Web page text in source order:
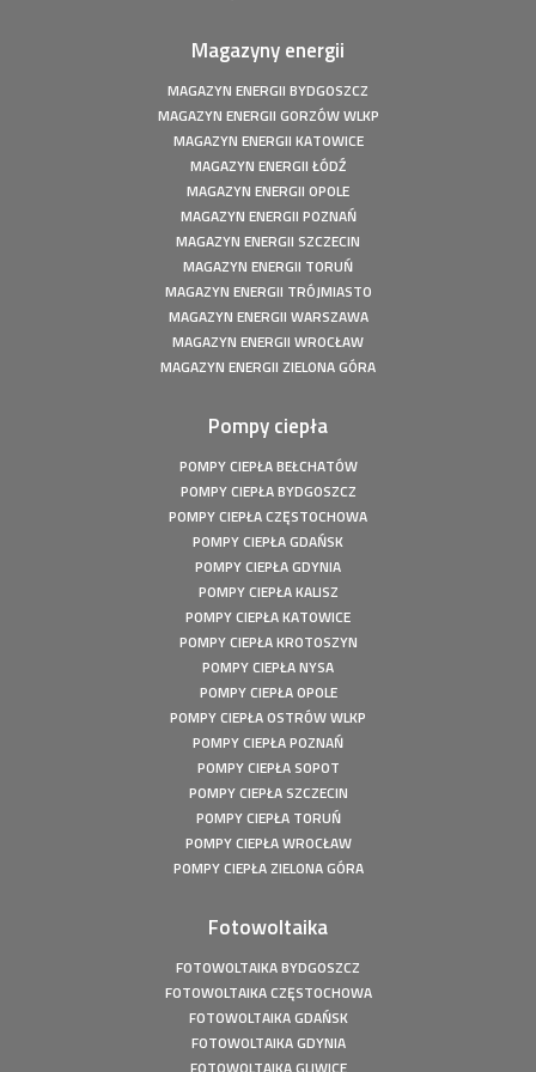
fotowoltaiczna o mocy: 9,86 kWp
Fotowoltaika z magazynem energii - Gorzów Śląski -
Instalacja fotowoltaiczna o mocy: 20,16 kWp
Fotowoltaika Czersk Koszaliński- Instalacja fotowoltaiczna
Fotowoltaika z magazynem energii - Szczecin - Instalacja
fotowoltaiczna o mocy: 6,1 kWp
Fotowoltaika z magazynem energii - Wołuszewo -
Instalacja fotowoltaiczna o mocy: 9,81 kWp
Fotowoltaika Gorzów Śląski - Instalacja fotowoltaiczna o
Fotowoltaika z magazynem energii - Borek - Instalacja
fotowoltaiczna o mocy: 7,77 kWp
fotowoltaiczna o mocy: 4,5 kWp
Fotowoltaika Wola Droszewska - Instalacja fotowoltaiczna
o mocy: 4,99 kWp
Fotowoltaika Aquapark Kalisz - Instalacja fotowoltaiczna o
Fotowoltaika Bełchatów - Instalacja fotowoltaiczna o
Pompa ciepła Kępiny Wielkie - Mitsubishi Heavy Split -
Pompa ciepła Wola Droszewska - Innova Nordic 10 KW
Fotowoltaika Wiśniowa Góra - Instalacja fotowoltaiczna o
Magazyn Energii Ródka - Sofar - BTS E5-DS5 - 5,12kWh
Magazyn Energii Młodoszowice - Sofar - BTS E5-DS5 -
Fotowoltaika Zajazd Ostoja - Instalacja fotowoltaiczna o
Fotowoltaika Hanuszów - Instalacja fotowoltaiczna o
Fotowoltaika Biadki - Instalacja fotowoltaiczna o mocy:
Fotowoltaika Stargard- Instalacja fotowoltaiczna o mocy:
Magazyny energii
MAGAZYN ENERGII BYDGOSZCZ
MAGAZYN ENERGII GORZÓW WLKP
MAGAZYN ENERGII KATOWICE
MAGAZYN ENERGII ŁÓDŹ
MAGAZYN ENERGII OPOLE
MAGAZYN ENERGII POZNAŃ
MAGAZYN ENERGII SZCZECIN
MAGAZYN ENERGII TORUŃ
MAGAZYN ENERGII TRÓJMIASTO
MAGAZYN ENERGII WARSZAWA
MAGAZYN ENERGII WROCŁAW
MAGAZYN ENERGII ZIELONA GÓRA
Pompy ciepła
POMPY CIEPŁA BEŁCHATÓW
POMPY CIEPŁA BYDGOSZCZ
POMPY CIEPŁA CZĘSTOCHOWA
POMPY CIEPŁA GDAŃSK
POMPY CIEPŁA GDYNIA
POMPY CIEPŁA KALISZ
POMPY CIEPŁA KATOWICE
POMPY CIEPŁA KROTOSZYN
POMPY CIEPŁA NYSA
POMPY CIEPŁA OPOLE
POMPY CIEPŁA OSTRÓW WLKP
POMPY CIEPŁA POZNAŃ
POMPY CIEPŁA SOPOT
POMPY CIEPŁA SZCZECIN
POMPY CIEPŁA TORUŃ
POMPY CIEPŁA WROCŁAW
POMPY CIEPŁA ZIELONA GÓRA
Fotowoltaika
FOTOWOLTAIKA BYDGOSZCZ
FOTOWOLTAIKA CZĘSTOCHOWA
FOTOWOLTAIKA GDAŃSK
FOTOWOLTAIKA GDYNIA